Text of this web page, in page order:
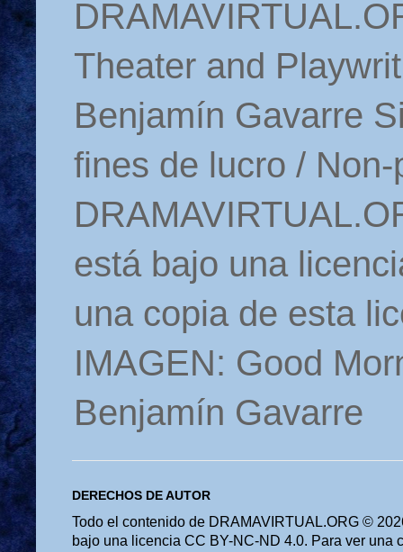
Theater and
Benjamín Gavarre
fines de lucro /
está bajo una
una copia de esta
IMAGEN: Good
Benjamín Gavarre
DERECHOS DE AUTOR
Todo el contenido de DRAMAVIRTUAL.ORG ©
bajo una licencia CC BY-NC-ND 4.0. Para ver una